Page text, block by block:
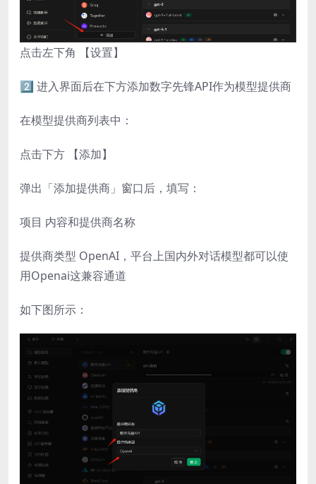
点击左下角 【设置】
2️⃣ 进入界面后在下方添加数字先锋API作为模型提供商
在模型提供商列表中：
点击下方 【添加】
弹出「添加提供商」窗口后，填写：
项目 内容和提供商名称
提供商类型 OpenAI，平台上国内外对话模型都可以使
用Openai这兼容通道
如下图所示：